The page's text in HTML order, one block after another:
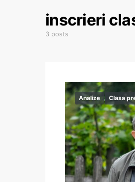
inscrieri
3 posts
Analize Clasa